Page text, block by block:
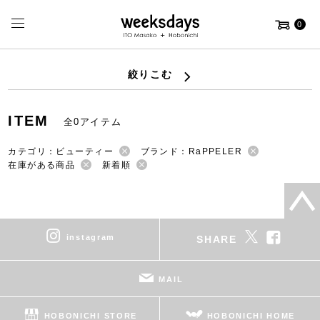
0
絞りこむ
ITEM 全0アイテム
カテゴリ：ビューティー
ブランド：RaPPELER
在庫がある商品
新着順
instagram SHARE
MAIL
HOBONICHI STORE HOBONICHI HOME